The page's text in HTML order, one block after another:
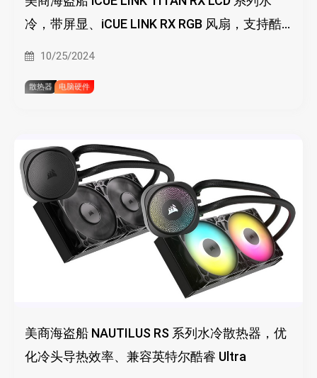
冷，带屏显、iCUE LINK RX RGB 风扇，支持酷
10/25/2024
散热器 电脑硬件
美商海盗船 NAUTILUS RS 系列水冷散热器，优
化冷头导热效率、兼容英特尔酷睿 Ultra